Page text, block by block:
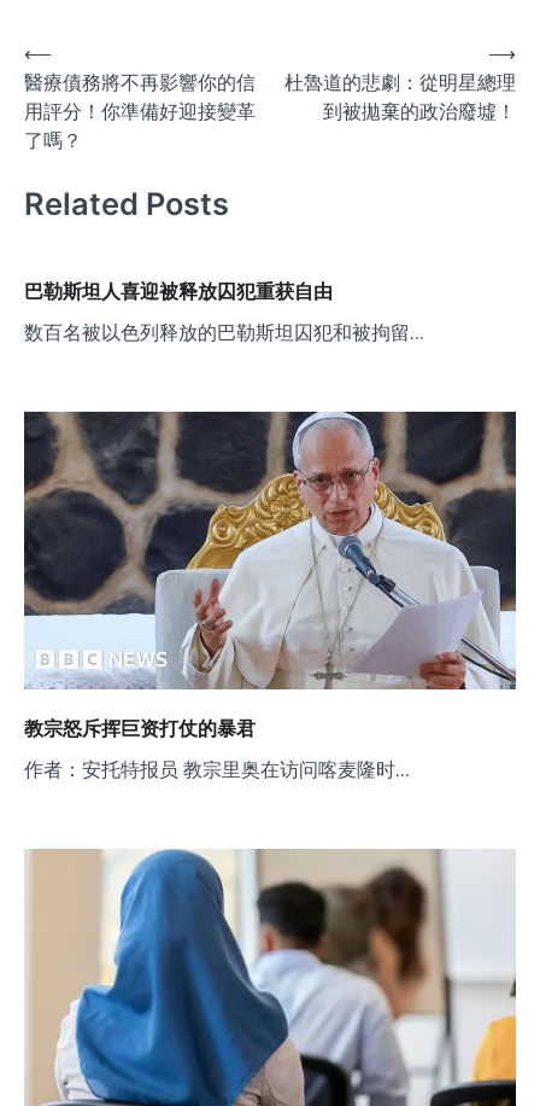
文
章
导
⟵
醫療債務將不再影響你的信
用評分！你準備好迎接變革
了嗎？
杜魯道的悲劇：從明星總理
到被拋棄的政治廢墟！
⟶
Related Posts
巴勒斯坦人喜迎被释放囚犯重获自由
数百名被以色列释放的巴勒斯坦囚犯和被拘留…
教宗怒斥挥巨资打仗的暴君
作者：安托特报员 教宗里奥在访问喀麦隆时…